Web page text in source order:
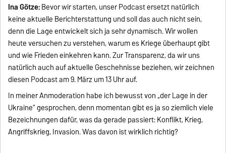
Ina Götze:Bevor wir starten, unser Podcast ersetzt natürlich
keine aktuelle Berichterstattung und soll das auch nicht sein,
denn die Lage entwickelt sich ja sehr dynamisch. Wir wollen
heute versuchen zu verstehen, warum es Kriege überhaupt gibt
und wie Frieden einkehren kann. Zur Transparenz, da wir uns
natürlich auch auf aktuelle Geschehnisse beziehen, wir zeichnen
diesen Podcast am 9. März um 13 Uhr auf.
In meiner Anmoderation habe ich bewusst von „der Lage in der
Ukraine“ gesprochen, denn momentan gibt es ja so ziemlich viele
Bezeichnungen dafür, was da gerade passiert: Konflikt, Krieg,
Angriffskrieg, Invasion. Was davon ist wirklich richtig?